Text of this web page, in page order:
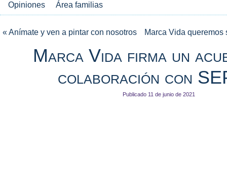
Opiniones Área familias
« Anímate y ven a pintar con nosotros Marca Vida queremos
Marca Vida firma un
colaboración con
Publicado 11 de junio de 2021